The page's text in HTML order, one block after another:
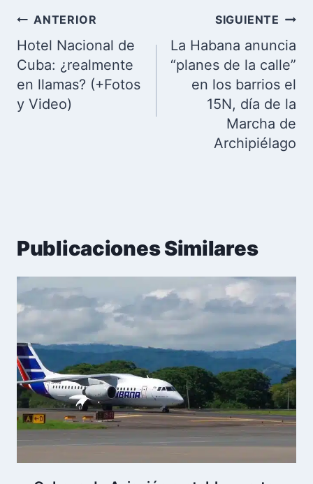
Navegación
de
entradas
ANTERIOR
Hotel Nacional de
Cuba: ¿realmente
en llamas? (+Fotos
y Video)
SIGUIENTE
La Habana anuncia
“planes de la calle”
en los barrios el
15N, día de la
Marcha de
Archipiélago
Publicaciones Similares